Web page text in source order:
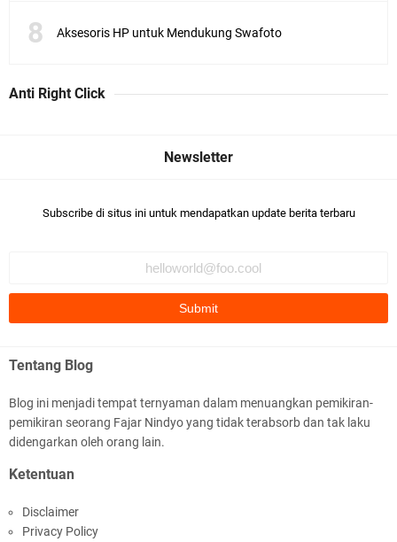
Aksesoris HP untuk Mendukung Swafoto
Anti Right Click
Subscribe di situs ini untuk mendapatkan update berita terbaru
Tentang Blog
Blog ini menjadi tempat ternyaman dalam menuangkan pemikiran-
pemikiran seorang Fajar Nindyo yang tidak terabsorb dan tak laku
didengarkan oleh orang lain.
Ketentuan
Disclaimer
Privacy Policy